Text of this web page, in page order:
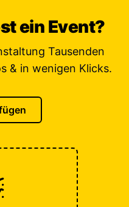
ein Event?
Tausenden
& in wenigen Klicks.